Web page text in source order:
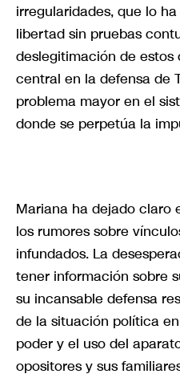
irregularidades, que lo
libertad sin pruebas
deslegitimación de
central en la defensa de
problema mayor en el
donde se perpetúa la
Mariana ha dejado claro
los rumores sobre
infundados. La
tener información sobre
su incansable defensa
de la situación política
poder y el uso del
opositores y sus